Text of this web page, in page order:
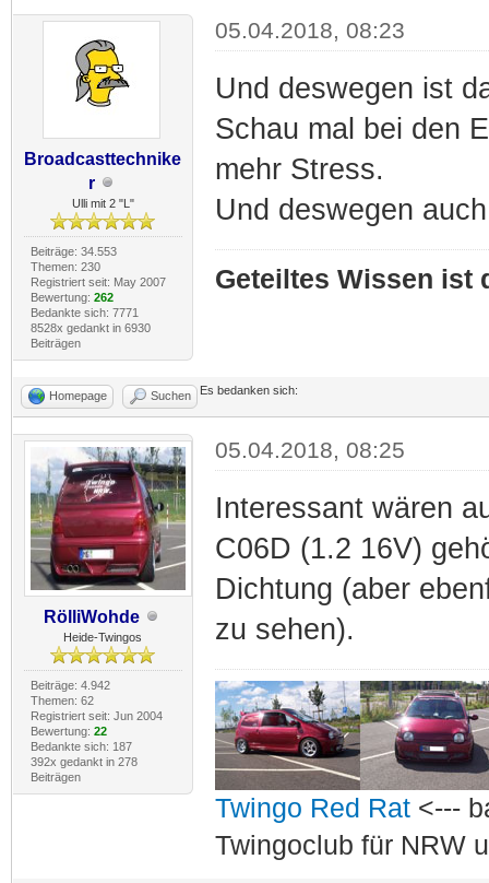
Broadcasttechnike
r
Ulli mit 2 "L"
Beiträge: 34.553
Themen: 230
Registriert seit: May 2007
Bewertung: 262
Bedankte sich: 7771
8528x gedankt in 6930
Beiträgen
05.04.2018, 08:23
Und deswegen ist
Schau mal bei den
mehr Stress.
Und deswegen
Geteiltes Wissen ist
Homepage Suchen Es bedanken sich:
RölliWohde
Heide-Twingos
Beiträge: 4.942
Themen: 62
Registriert seit: Jun 2004
Bewertung: 22
Bedankte sich: 187
392x gedankt in 278
Beiträgen
05.04.2018, 08:25
Interessant wären
C06D (1.2 16V)
Dichtung (aber
zu sehen).
Twingo Red Rat<---
Twingoclub für NRW